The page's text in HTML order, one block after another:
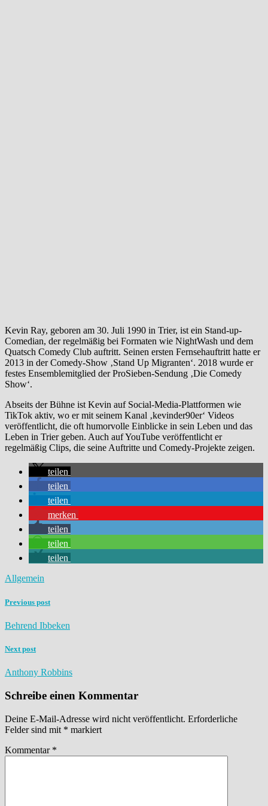
Kevin Ray, geboren am 30. Juli 1990 in Trier, ist ein Stand-up-
Comedian, der regelmäßig bei Formaten wie NightWash und dem
Quatsch Comedy Club auftritt. Seinen ersten Fernsehauftritt hatte er
2013 in der Comedy-Show ‚Stand Up Migranten‘. 2018 wurde er
festes Ensemblemitglied der ProSieben-Sendung ‚Die Comedy
Show‘.
Abseits der Bühne ist Kevin auf Social-Media-Plattformen wie
TikTok aktiv, wo er mit seinem Kanal ‚kevinder90er‘ Videos
veröffentlicht, die oft humorvolle Einblicke in sein Leben und das
Leben in Trier geben. Auch auf YouTube veröffentlicht er
regelmäßig Clips, die seine Auftritte und Comedy-Projekte zeigen.
teilen
teilen
teilen
merken
teilen
teilen
teilen
Allgemein
Previous post
Behrend Ibbeken
Next post
Anthony Robbins
Schreibe einen Kommentar
Deine E-Mail-Adresse wird nicht veröffentlicht. Erforderliche
Felder sind mit * markiert
Kommentar *